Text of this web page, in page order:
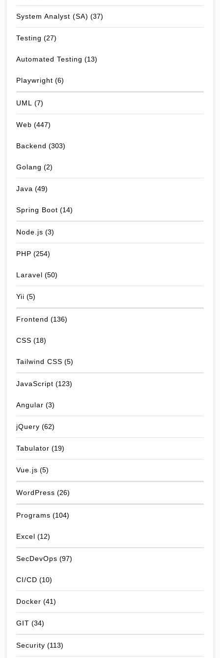
System Analyst (SA) (37)
Testing (27)
Automated Testing (13)
Playwright (6)
UML (7)
Web (447)
Backend (303)
Golang (2)
Java (49)
Spring Boot (14)
Node.js (3)
PHP (254)
Laravel (50)
Yii (5)
Frontend (136)
CSS (18)
Tailwind CSS (5)
JavaScript (123)
Angular (3)
jQuery (62)
Tabulator (19)
Vue.js (5)
WordPress (26)
Programs (104)
Excel (12)
SecDevOps (97)
CI/CD (10)
Docker (41)
GIT (34)
Security (113)